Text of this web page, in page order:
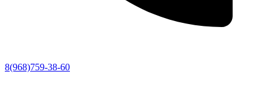
8(968)759-38-60